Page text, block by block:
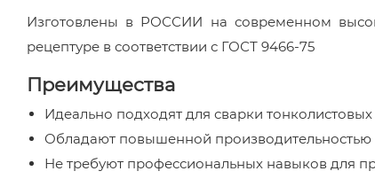
Изготовлены в РОССИИ на современном
рецептуре в соответствии с ГОСТ 9466-75
Преимущества
Идеально подходят для сварки тонколистовых
Обладают повышенной производительностью
Не требуют профессиональных навыков для